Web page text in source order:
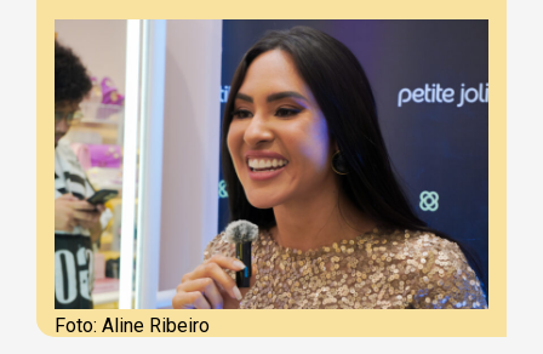
Foto: Aline Ribeiro